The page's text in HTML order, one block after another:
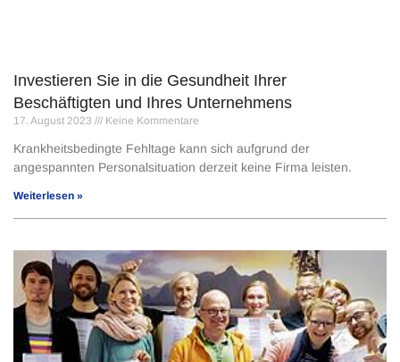
Investieren Sie in die Gesundheit Ihrer
Beschäftigten und Ihres Unternehmens
17. August 2023 Keine Kommentare
Krankheitsbedingte Fehltage kann sich aufgrund der
angespannten Personalsituation derzeit keine Firma leisten.
Weiterlesen »